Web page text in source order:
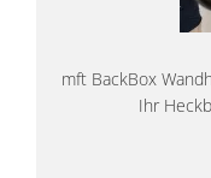
mft BackBox
Ihr